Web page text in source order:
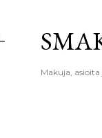
Makuja,